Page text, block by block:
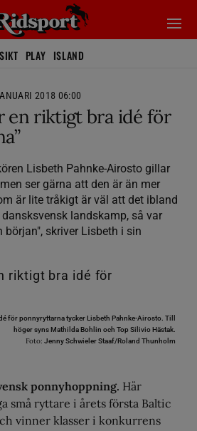
PLAY ISLAND
2018 06:00
en riktigt bra idé för
Lisbeth Pahnke-Airosto gillar
ser gärna att den är än mer
är lite tråkigt är väl att det ibland
landskamp, så var
skriver Lisbeth i sin
för ponnyryttarna tycker Lisbeth Pahnke-Airosto. Till
höger syns Mathilda Bohlin och Top Silivio Hästak.
Foto: Jenny Schwieler Staaf/Roland Thunholm
ponnyhoppning. Här
små ryttare i årets första Baltic
vinner klasser i konkurrens